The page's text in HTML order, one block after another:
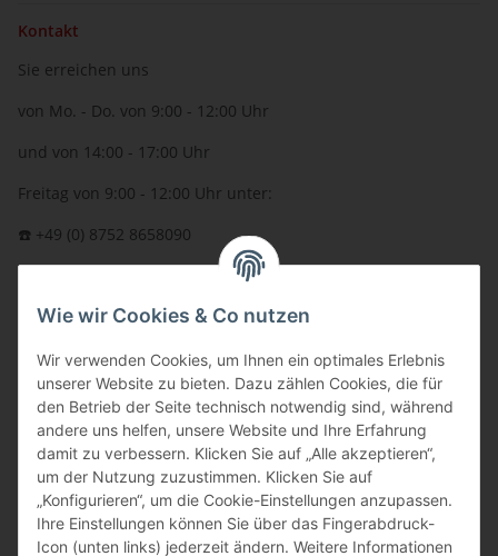
Kontakt
Sie erreichen uns
von Mo. - Do. von 9:00 - 12:00 Uhr
und von 14:00 - 17:00 Uhr
Freitag von 9:00 - 12:00 Uhr unter:
☎️ +49 (0) 8752 8658090
oder über unserKontaktformular
BFT - Autorisierter Fachhändler
Wie wir Cookies & Co nutzen
Wir verwenden Cookies, um Ihnen ein optimales Erlebnis
unserer Website zu bieten. Dazu zählen Cookies, die für
den Betrieb der Seite technisch notwendig sind, während
andere uns helfen, unsere Website und Ihre Erfahrung
damit zu verbessern. Klicken Sie auf „Alle akzeptieren“,
um der Nutzung zuzustimmen. Klicken Sie auf
„Konfigurieren“, um die Cookie-Einstellungen anzupassen.
Ihre Einstellungen können Sie über das Fingerabdruck-
Icon (unten links) jederzeit ändern. Weitere Informationen